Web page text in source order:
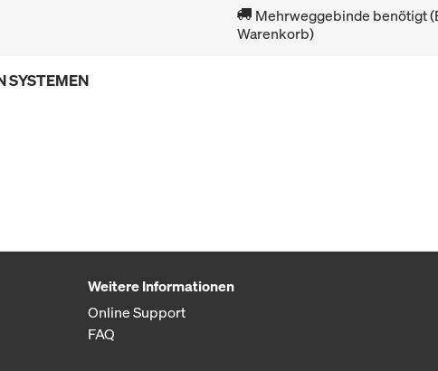
Mehrweggebinde benötigt
Warenkorb)
SYSTEMEN
Weitere Informationen
Online Support
FAQ